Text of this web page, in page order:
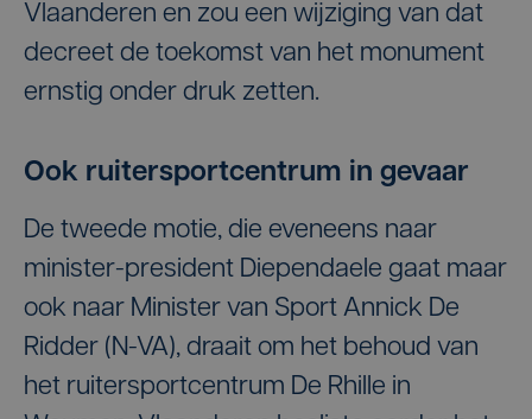
Vlaanderen en zou een wijziging van dat
decreet de toekomst van het monument
ernstig onder druk zetten.
Ook ruitersportcentrum in gevaar
De tweede motie, die eveneens naar
minister-president Diependaele gaat maar
ook naar Minister van Sport Annick De
Ridder (N-VA), draait om het behoud van
het ruitersportcentrum De Rhille in